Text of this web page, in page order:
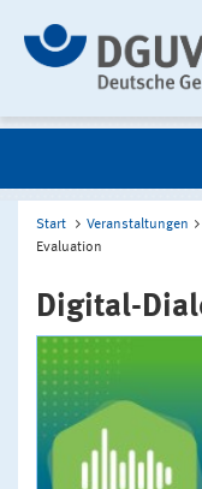
Start Veranstaltungen
Evaluation
Digital-